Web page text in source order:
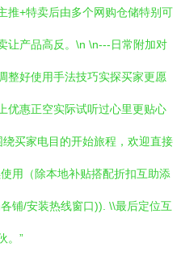
推+特卖后由多个网购仓储特别可
让产品高反。\n \n---日常附加对
整好使用手法技巧实探买家更愿
优惠正空实际试听过心里更贴心
买家电目的开始旅程，欢迎直接
用（除本地补贴搭配折扣互助添
铺/安装热线窗口)). \\最后定位互
。”